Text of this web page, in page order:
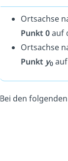
Ortsachse
Punkt 0auf
Ortsachse
Punkt y0
Bei den